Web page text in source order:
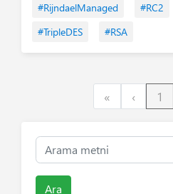
#RijndaelManaged
#RC2
#TripleDES
#RSA
«First ‹Previous
1
Ara